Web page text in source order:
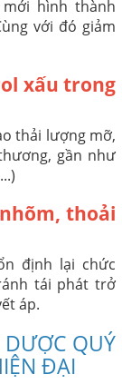
hình thành
với đó giảm
xấu trong
thải lượng mỡ,
gần như
thoải
định lại chức
tái phát trở
áp.
DƯỢC QUÝ
ĐẠI